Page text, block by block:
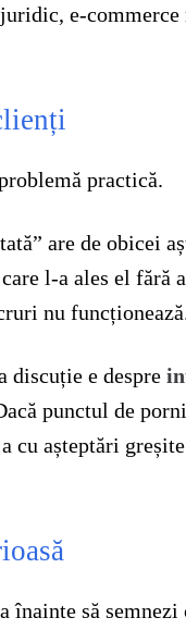
e-commerce
practică.
are de obicei
l-a ales el fără
nu
discuție e despre
punctul de
cu așteptări
înainte să semnezi